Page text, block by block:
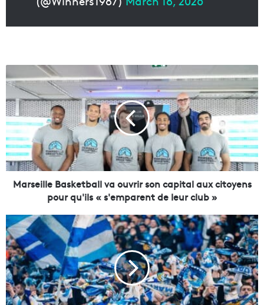
a
r
s
e
i
l
l
e
k
e
t
b
a
l
l
Marseille Basketball va ouvrir son capital aux citoyens
pour qu'ils « s'emparent de leur club »
D
e
n
o
m
b
r